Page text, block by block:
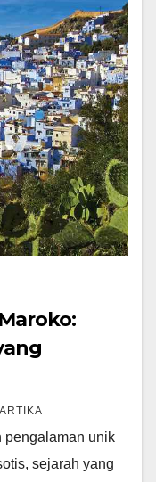
pengalaman unik
sejarah yang